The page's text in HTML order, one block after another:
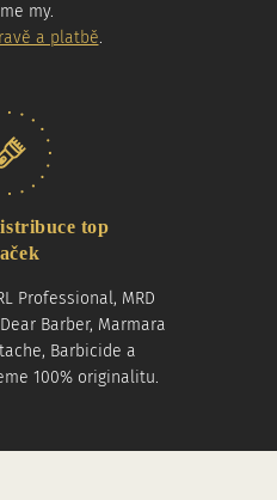
my.
a platbě.
top
Professional, MRD
Barber, Marmara
Barbicide a
100% originalitu.